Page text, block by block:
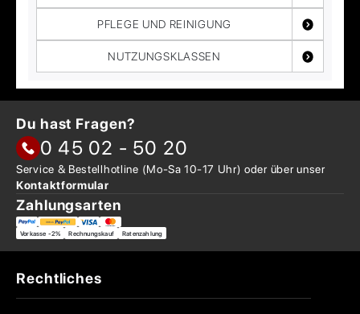
PFLEGE UND REINIGUNG
NUTZUNGSKLASSEN
Du hast Fragen?
0 45 02 - 50 20
Service & Bestellhotline (Mo-Sa 10-17 Uhr) oder überunser
Kontaktformular
Zahlungsarten
Vorkasse -2% Rechnungskauf Ratenzahlung
Rechtliches